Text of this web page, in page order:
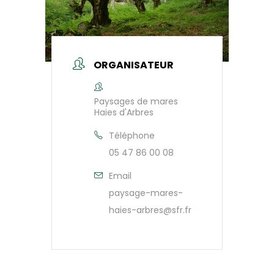
ORGANISATEUR
Paysages de mares
Haies d'Arbres
Téléphone
05 47 86 00 08
Email
paysage-mares-
haies-arbres@sfr.fr